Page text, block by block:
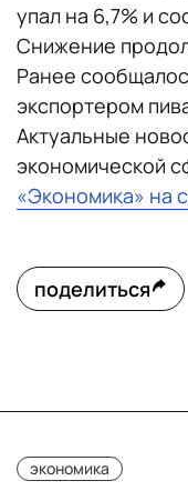
упал на 6,7% и
Снижение
Ранее
экспортером
Актуальные
экономической
«Экономика» на
поделиться
экономика